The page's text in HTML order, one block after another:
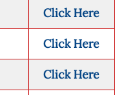
Click Here
Click Here
Click Here